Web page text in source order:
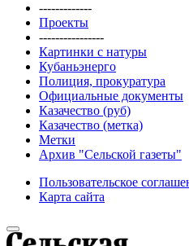
-------------
Проекты
----------------
Картинки с натуры
Кубаньэнерго
Полиция, прокуратура
Официальные документы
Казачество (руб)
Казачество (метка)
Метки
Архив "Сельской газеты"
Пользовательское
Карта сайта